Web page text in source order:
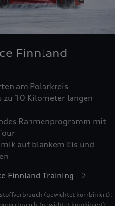
Finnland
am Polarkreis
zu 10 Kilometer langen
Rahmenprogramm mit
auf blankem Eis und
Finnland Training
(gewichtet kombiniert):
(gewichtet kombiniert):